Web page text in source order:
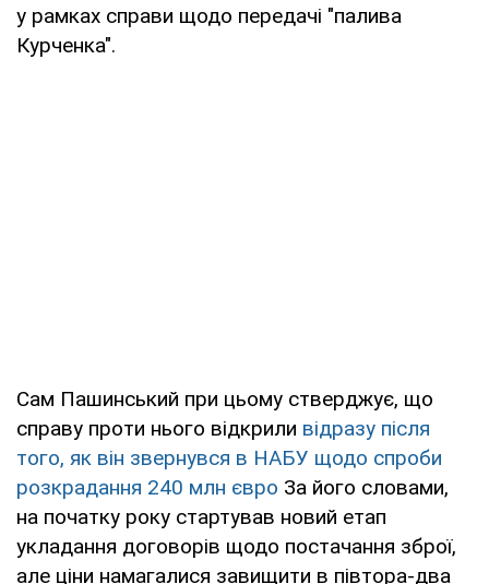
у рамках справи щодо передачі "палива
Курченка".
Сам Пашинський при цьому стверджує, що
справу проти нього відкрили відразу після
того, як він звернувся в НАБУ щодо спроби
розкрадання 240 млн євро За його словами,
на початку року стартував новий етап
укладання договорів щодо постачання зброї,
але ціни намагалися завищити в півтора-два